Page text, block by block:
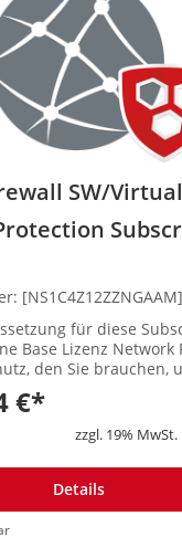
SW/
[NS1C4Z12ZZNGAAM]
für diese
Network Protection
den Sie brauchen,
und hochentwickelte
und ver...
€*
zzgl. 19%
Details